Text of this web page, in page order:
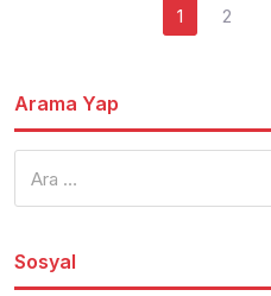
1 2
Arama Yap
Sosyal